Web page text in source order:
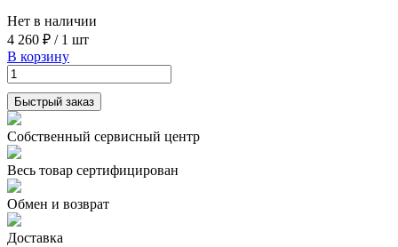
Нет в наличии
4 260 ₽ / 1 шт
В корзину
Быстрый заказ
Собственный сервисный центр
Весь товар сертифицирован
Обмен и возврат
Доставка